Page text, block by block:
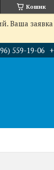
Кошик
Ваша
559-19-06